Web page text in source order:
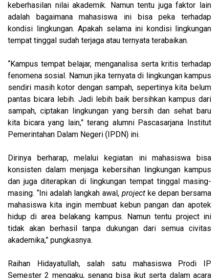
keberhasilan nilai akademik. Namun tentu juga faktor lain
adalah bagaimana mahasiswa ini bisa peka terhadap
kondisi lingkungan. Apakah selama ini kondisi lingkungan
tempat tinggal sudah terjaga atau ternyata terabaikan.
“Kampus tempat belajar, menganalisa serta kritis terhadap
fenomena sosial. Namun jika ternyata di lingkungan kampus
sendiri masih kotor dengan sampah, sepertinya kita belum
pantas bicara lebih. Jadi lebih baik bersihkan kampus dari
sampah, ciptakan lingkungan yang bersih dan sehat baru
kita bicara yang lain,” terang alumni Pascasarjana Institut
Pemerintahan Dalam Negeri (IPDN) ini.
Dirinya berharap, melalui kegiatan ini mahasiswa bisa
konsisten dalam menjaga kebersihan lingkungan kampus
dan juga diterapkan di lingkungan tempat tinggal masing-
masing. “Ini adalah langkah awal, project ke depan bersama
mahasiswa kita ingin membuat kebun pangan dan apotek
hidup di area belakang kampus. Namun tentu project ini
tidak akan berhasil tanpa dukungan dari semua civitas
akademika,” pungkasnya.
Raihan Hidayatullah, salah satu mahasiswa Prodi IP
Semester 2 mengaku, senang bisa ikut serta dalam acara